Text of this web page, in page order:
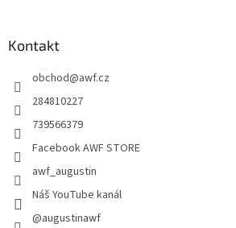
Kontakt
obchod@awf.cz
284810227
739566379
Facebook AWF STORE
awf_augustin
Náš YouTube kanál
@augustinawf